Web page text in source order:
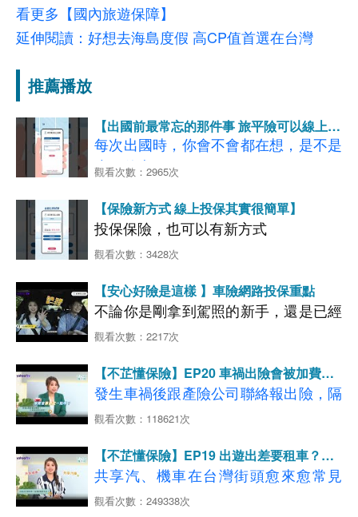
看更多【國內旅遊保障】
延伸閱讀：好想去海島度假 高CP值首選在台灣
推薦播放
【出國前最常忘的那件事 旅平險可以線上買
啦！】
每次出國時，你會不會都在想，是不是
少了什麼？
>>> 旅平險！！！
別擔心~ 現在旅平險線上就能完成，幾
分鐘就能搞定！
立即擁有，現在就上新安東京海上網路
投保試算看看吧~
>>> 國外旅平險立即試算投保 GO
不知道怎麼保嗎?看更多【國外旅平險介紹】
出國旅遊必備 方案自由選！
觀看次數：2965次
【保險新方式 線上投保其實很簡單】
投保保險，也可以有新方式
超方便的網路投保，很多人在用，不受
通通都有，輕鬆操作，還可以享有網路
投保優惠，現在就上新安東京海上網路
投保試算看看吧~
>>>汽車險立即試算投保GO
看更多 每位車主都需要的 【強制險】
看更多 上路必備保險【第三人責任險】
看更多 撞到超跑的附身符 【超額責任險】
看更多 愛車的守護神【車體損失險】
觀看次數：3428次
【安心好險是這樣 】車險網路投保重點
不論你是剛拿到駕照的新手，還是已經
馳騁多年的老司機，大家都希望開車上
險更是對自己和家人負責的表現。
什麼是危險駕駛的離譜行為？車險該如
何投保？
網路投保這麼方便，能投保的項目會不
會不多呀？就讓芷娟和小葉來告訴你。
觀看次數：2217次
【不芷懂保險】EP20 車禍出險會被加費嗎?
汽車險保費怎麼算?
發生車禍後跟產險公司聯絡報出險，隔
年保費就會增加?！如果是優良駕駛，
點嗎？有什麼小技巧可以少花點錢，還
享有同樣的保障？
觀看次數：118621次
【不芷懂保險】EP19 出遊出差要租車？這
個保險要先有
共享汽、機車在台灣街頭愈來愈常見
了！在享受方便性的同時，大家往往忽
觀看次數：249338次